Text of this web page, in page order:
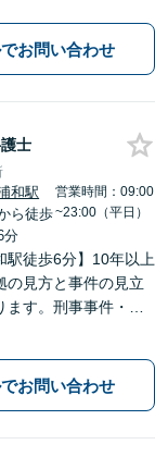
ます。中小企業さ
まからのご相談に注
お問い合わせ
士
和駅
ら徒歩
分
営業時間：09:00
~23:00（平日）
駅徒歩6分】10年以上
の見方と事件の見立
す。刑事事件・離
お問い合わせ